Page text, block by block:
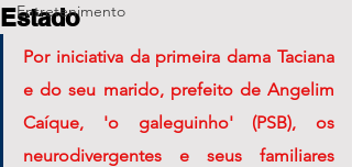
Entretenimento
Estado
Por iniciativa da primeira dama Taciana
e do seu marido, prefeito de Angelim
Caíque, 'o galeguinho' (PSB), os
neurodivergentes e seus familiares